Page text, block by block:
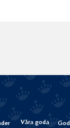
Våra goda